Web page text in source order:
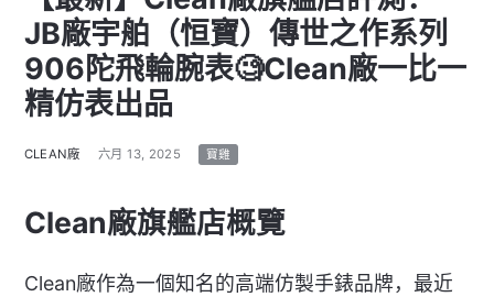
JB廠宇舶（恒寶）傳世之作系列
906陀飛輪腕表🧐Clean廠一比一
精仿表出品
CLEAN廠 六月 13, 2025 寶雞
Clean廠旗艦店概覽
Clean廠作為一個知名的高端仿製手錶品牌，最近